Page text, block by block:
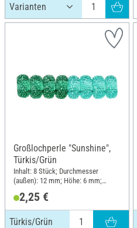
Großlochperle "Sunshine",
Türkis/Grün
Inhalt: 8 Stück; Durchmesser
(außen): 12 mm; Höhe: 6 mm;
2,25 €
Türkis/Grün